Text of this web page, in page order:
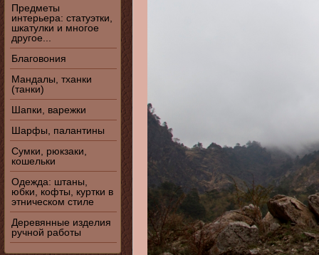
Предметы
интерьера: статуэтки,
шкатулки и многое
другое...
Благовония
Мандалы, тханки
(танки)
Шапки, варежки
Шарфы, палантины
Сумки, рюкзаки,
кошельки
Одежда: штаны,
юбки, кофты, куртки в
этническом стиле
Деревянные изделия
ручной работы